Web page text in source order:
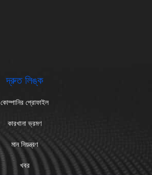
দ্রুত লিঙ্ক
কোম্পানির প্রোফাইল
কারখানা ভ্রমণ
মান নিয়ন্ত্রণ
খবর